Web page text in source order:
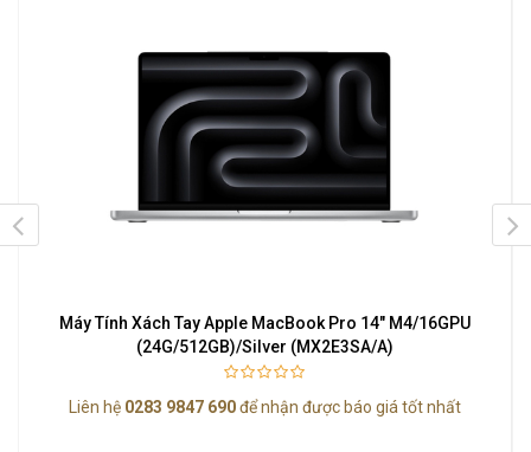
Máy Tính Xách Tay Apple MacBook Pro 14" M4/16GPU
(24G/512GB)/Silver (MX2E3SA/A)
Liên hệ 0283 9847 690để nhận được báo giá tốt nhất